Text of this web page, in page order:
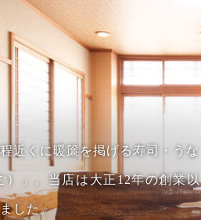
近くに暖簾を掲げる寿司・うな
」。当店は大正12年の創業以
した。